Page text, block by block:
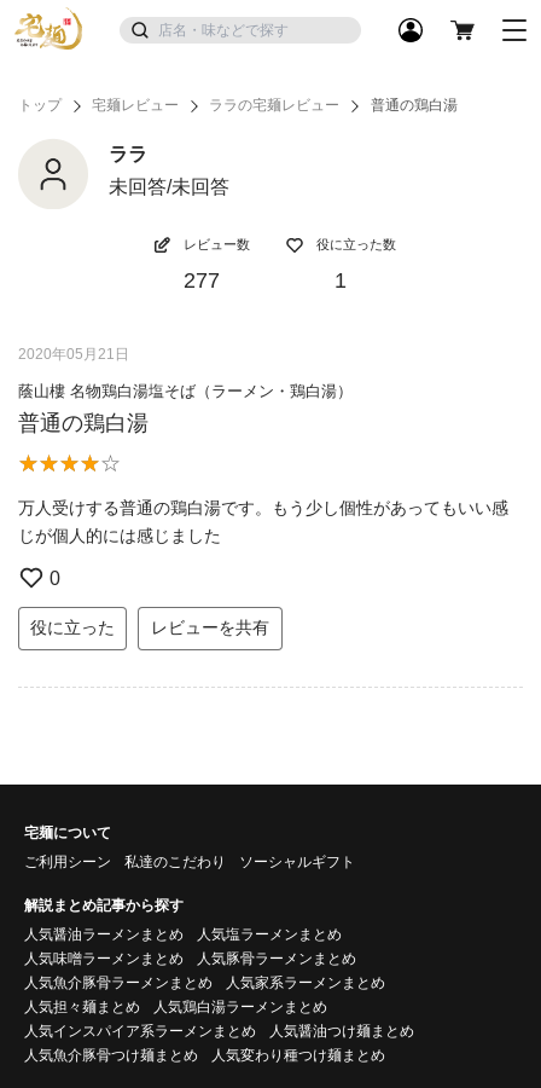
トップ 宅麺レビュー ララの宅麺レビュー 普通の鶏白湯
ララ
未回答/未回答
レビュー数
277
役に立った数
1
2020年05月21日
蔭山樓 名物鶏白湯塩そば（ラーメン・鶏白湯）
普通の鶏白湯
万人受けする普通の鶏白湯です。もう少し個性があってもいい感
じが個人的には感じました
0
役に立った レビューを共有
宅麺について
ご利用シーン
私達のこだわり ソーシャルギフト
解説まとめ記事から探す
人気醤油ラーメンまとめ
人気塩ラーメンまとめ
人気味噌ラーメンまとめ
人気豚骨ラーメンまとめ
人気魚介豚骨ラーメンまとめ
人気家系ラーメンまとめ
人気担々麺まとめ
人気鶏白湯ラーメンまとめ
人気インスパイア系ラーメンまとめ
人気醤油つけ麺まとめ
人気魚介豚骨つけ麺まとめ
人気変わり種つけ麺まとめ